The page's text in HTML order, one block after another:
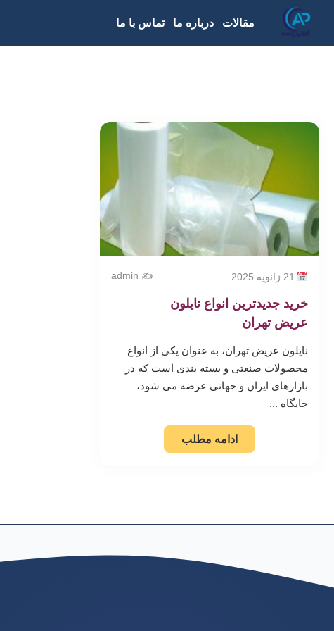
مقالات درباره ما تماس با ما
✍️ admin
خرید جدیدترین انواع نایلون
عریض تهران
نایلون عریض تهران، به عنوان یکی از انواع
محصولات صنعتی و بسته بندی است که در
بازارهای ایران و جهانی عرضه می شود،
جایگاه ...
ادامه مطلب